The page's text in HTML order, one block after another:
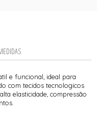
e funcional, ideal para
com tecidos tecnologicos
elasticidade, compressão